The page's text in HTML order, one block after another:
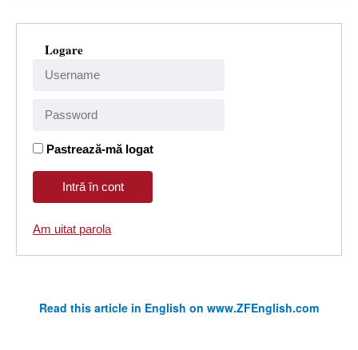
Logare
Pastrează-mă logat
Am uitat parola
Read this article in English on www.ZFEnglish.com